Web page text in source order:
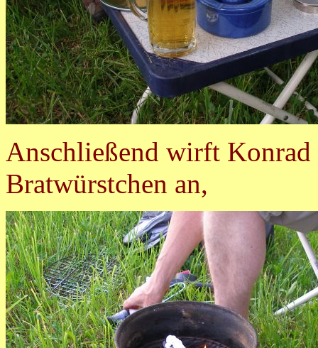
Anschließend wirft
Bratwürstchen an,